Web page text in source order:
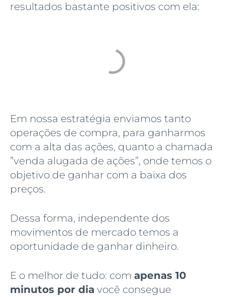
resultados bastante positivos com ela:
Em nossa estratégia enviamos tanto
operações de compra, para ganharmos
com a alta das ações, quanto a chamada
”venda alugada de ações”, onde temos o
objetivo de ganhar com a baixa dos
preços.
Dessa forma, independente dos
movimentos de mercado temos a
oportunidade de ganhar dinheiro.
E o melhor de tudo: com apenas 10
minutos por dia você consegue